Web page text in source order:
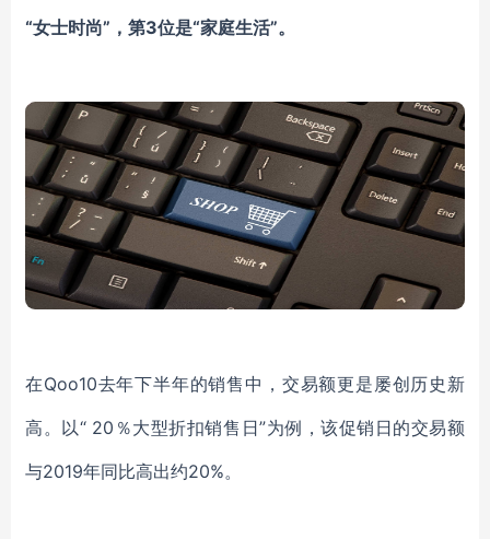
“女士时尚”，第3位是“家庭生活”。
在Qoo10去年下半年的销售中，交易额更是屡创历史新
高。 以“ 20％大型折扣销售 日”为例，该促销日的交易额
与2019年同比高出约20%。